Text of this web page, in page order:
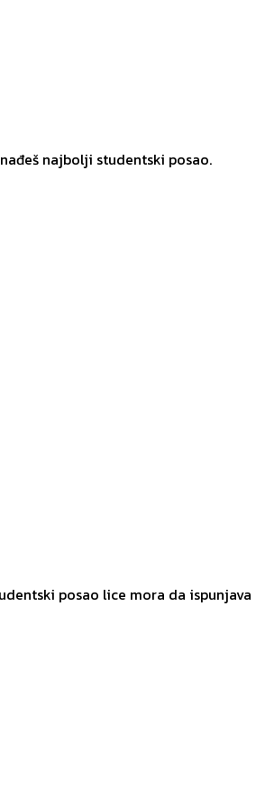
najbolji studentski posao.
posao lice mora da ispunjava